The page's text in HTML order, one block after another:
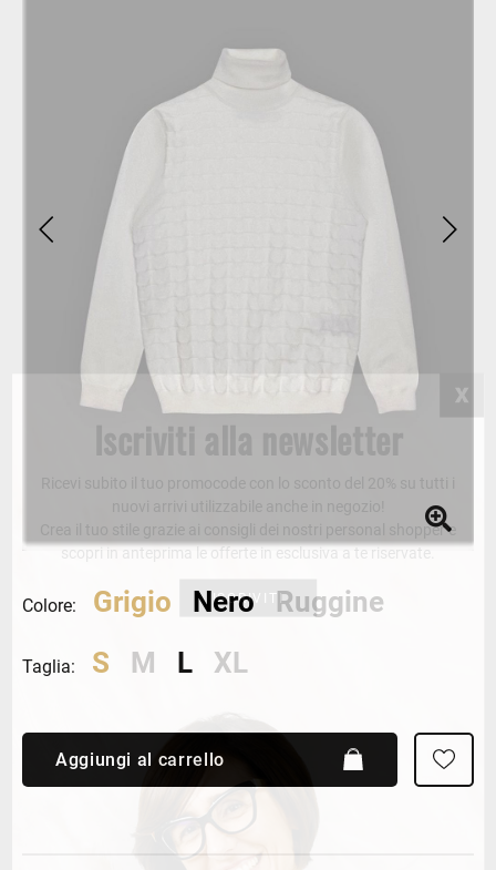
Colore: Grigio Nero Ruggine
Taglia: S M L XL
Aggiungi al carrello
Iscriviti alla newsletter
Crea il tuo stile grazie ai consigli dei nostri personal shopper e
scopri in anteprima le offerte in esclusiva a te riservate.
ISCRIVITI